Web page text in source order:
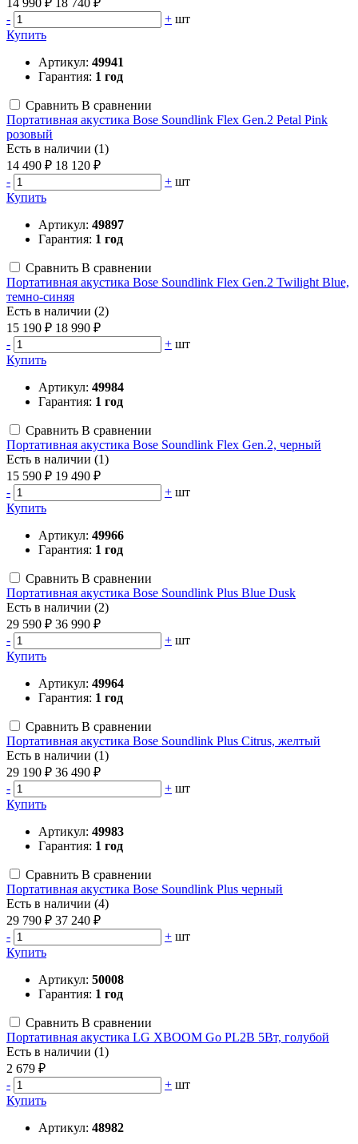
14 990 ₽
18 740 ₽
-
+ шт
Купить
Артикул: 49941
Гарантия: 1 год
Сравнить В сравнении
Портативная акустика Bose Soundlink Flex Gen.2 Petal Pink
розовый
Есть в наличии (1)
14 490 ₽ 18 120 ₽
-
+ шт
Купить
Артикул: 49897
Гарантия: 1 год
Сравнить В сравнении
Портативная акустика Bose Soundlink Flex Gen.2 Twilight Blue,
темно-синяя
Есть в наличии (2)
15 190 ₽ 18 990 ₽
-
+ шт
Купить
Артикул: 49984
Гарантия: 1 год
Сравнить В сравнении
Портативная акустика Bose Soundlink Flex Gen.2, черный
Есть в наличии (1)
15 590 ₽ 19 490 ₽
-
+ шт
Купить
Артикул: 49966
Гарантия: 1 год
Сравнить В сравнении
Портативная акустика Bose Soundlink Plus Blue Dusk
Есть в наличии (2)
29 590 ₽ 36 990 ₽
-
+ шт
Купить
Артикул: 49964
Гарантия: 1 год
Сравнить В сравнении
Портативная акустика Bose Soundlink Plus Citrus, желтый
Есть в наличии (1)
29 190 ₽ 36 490 ₽
-
+ шт
Купить
Артикул: 49983
Гарантия: 1 год
Сравнить В сравнении
Портативная акустика Bose Soundlink Plus черный
Есть в наличии (4)
29 790 ₽ 37 240 ₽
-
+ шт
Купить
Артикул: 50008
Гарантия: 1 год
Сравнить В сравнении
Портативная акустика LG XBOOM Go PL2B 5Вт, голубой
Есть в наличии (1)
2 679 ₽
-
+ шт
Купить
Артикул: 48982